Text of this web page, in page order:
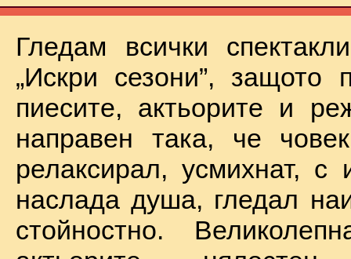
Гледам всички
„Искри сезони”, защото
пиесите, актьорите и
направен така, че
релаксирал, усмихнат, с
наслада душа, гледал
стойностно.